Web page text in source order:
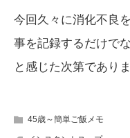
今回久々に消化不良
事を記録するだけで
と感じた次第でありま
45歳～簡単ご飯メモ